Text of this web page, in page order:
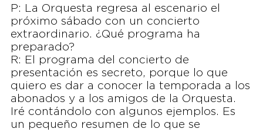
P: La Orquesta regresa al escenario el
próximo sábado con un concierto
extraordinario. ¿Qué programa ha
preparado?
R: El programa del concierto de
presentación es secreto, porque lo que
quiero es dar a conocer la temporada a los
abonados y a los amigos de la Orquesta.
Iré contándolo con algunos ejemplos. Es
un pequeño resumen de lo que se